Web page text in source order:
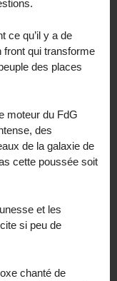
ce qu’il y a de
front qui transforme
des places
moteur du FdG
des
de la galaxie de
cette poussée soit
et les
si peu de
chanté de